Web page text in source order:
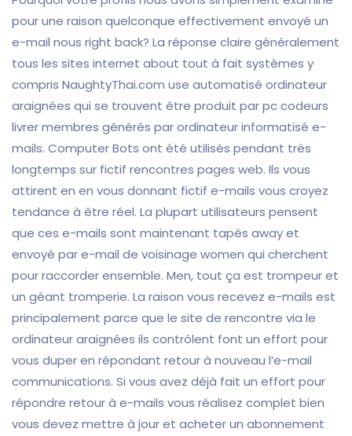
pour une raison quelconque effectivement envoyé un
e-mail nous right back? La réponse claire généralement
tous les sites internet about tout à fait systèmes y
compris NaughtyThai.com use automatisé ordinateur
araignées qui se trouvent être produit par pc codeurs
livrer membres générés par ordinateur informatisé e-
mails. Computer Bots ont été utilisés pendant très
longtemps sur fictif rencontres pages web. Ils vous
attirent en en vous donnant fictif e-mails vous croyez
tendance à être réel. La plupart utilisateurs pensent
que ces e-mails sont maintenant tapés away et
envoyé par e-mail de voisinage women qui cherchent
pour raccorder ensemble. Men, tout ça est trompeur et
un géant tromperie. La raison vous recevez e-mails est
principalement parce que le site de rencontre via le
ordinateur araignées ils contrôlent font un effort pour
vous duper en répondant retour à nouveau l’e-mail
communications. Si vous avez déjà fait un effort pour
répondre retour à e-mails vous réalisez complet bien
vous devez mettre à jour et acheter un abonnement